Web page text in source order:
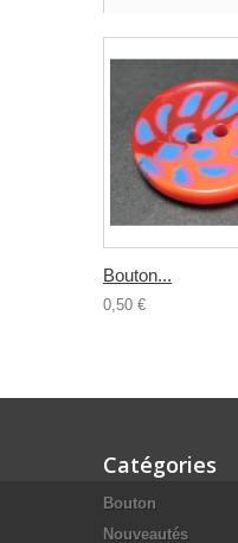
Bouton...
0,50 €
Catégories
Bouton
Nouveautés